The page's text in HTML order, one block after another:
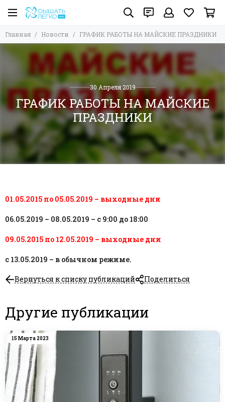
Главная Новости ГРАФИК РАБОТЫ НА МАЙСКИЕ ПРАЗДНИКИ
30 Апреля 2019
ГРАФИК РАБОТЫ НА МАЙСКИЕ
ПРАЗДНИКИ
01.05.2015 по 05.05.2019 – выходные дни
06.05.2019 – 08.05.2019 – с 9:00 до 18:00
09.05.2015 по 12.05.2019 – выходные дни
с 13.05.2019 – в обычном режиме.
Вернуться к списку публикаций Поделиться
Другие публикации
15 Марта 2023